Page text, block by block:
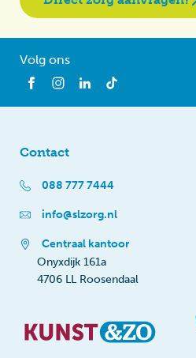
Volg ons
Contact
088 777 7444
info@slzorg.nl
Centraal kantoor
Onyxdijk 161a
4706 LL Roosendaal